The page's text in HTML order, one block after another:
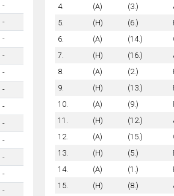
-
-
-
-
-
-
-
-
-
-
-
-
4.
(A) (3.)
5.
(H) (6.)
6.
(A) (14.)
7.
(H) (16.)
8.
(A) (2.)
9.
(H) (13.)
10.
(A) (9.)
11.
(H) (12.)
12.
(A) (15.)
13.
(H) (5.)
14.
(A) (1.)
15.
(H) (8.)